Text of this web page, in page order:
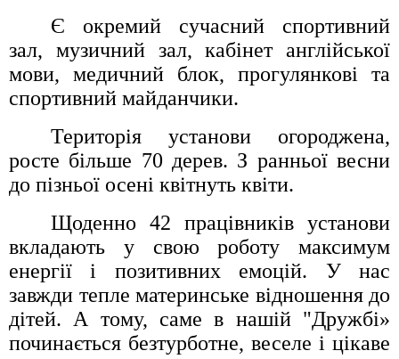
Є окремий сучасний спортивний
зал, музичний зал, кабінет англійської
мови, медичний блок, прогулянкові та
спортивний майданчики.
Територія установи огороджена,
росте більше 70 дерев. З ранньої весни
до пізньої осені квітнуть квіти.
Щоденно 42 працівників установи
вкладають у свою роботу максимум
енергії і позитивних емоцій. У нас
завжди тепле материнське відношення до
дітей. А тому, саме в нашій "Дружбі»
починається безтурботне, веселе і цікаве